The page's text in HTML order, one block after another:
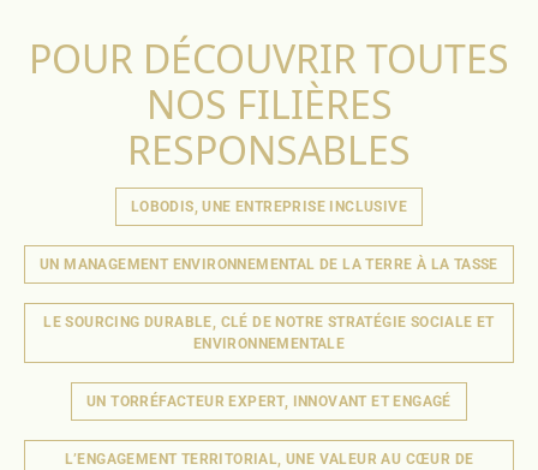
POUR DÉCOUVRIR TOUTES
NOS FILIÈRES
RESPONSABLES
LOBODIS, UNE ENTREPRISE INCLUSIVE
UN MANAGEMENT ENVIRONNEMENTAL DE LA TERRE À LA TASSE
LE SOURCING DURABLE, CLÉ DE NOTRE STRATÉGIE SOCIALE ET
ENVIRONNEMENTALE
UN TORRÉFACTEUR EXPERT, INNOVANT ET ENGAGÉ
L’ENGAGEMENT TERRITORIAL, UNE VALEUR AU CŒUR DE